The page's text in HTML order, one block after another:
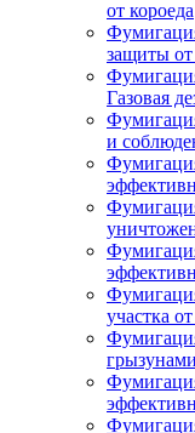
от короеда
защиты от
Газовая
и
участка
грызунами